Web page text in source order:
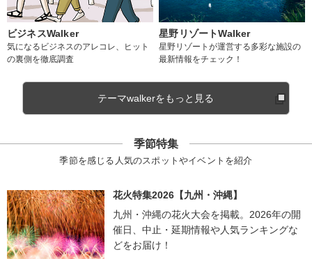
ビジネスWalker
気になるビジネスのアレコレ、ヒット
の裏側を徹底調査
星野リゾートWalker
星野リゾートが運営する多彩な施設の
最新情報をチェック！
テーマwalkerをもっと見る
季節特集
季節を感じる人気のスポットやイベントを紹介
花火特集2026【九州・沖縄】
九州・沖縄の花火大会を掲載。2026年の開
催日、中止・延期情報や人気ランキングな
どをお届け！